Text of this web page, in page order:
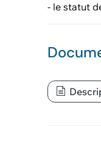
- le statut